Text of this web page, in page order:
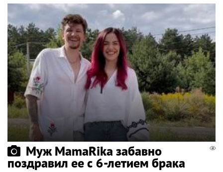
Муж MamaRika забавно
поздравил ее с 6-летием брака